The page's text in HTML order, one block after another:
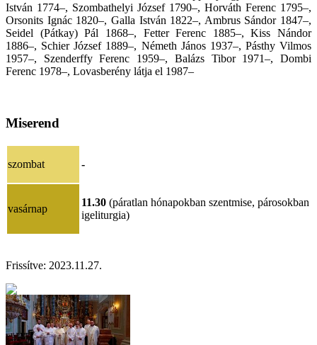
István 1774–, Szombathelyi József 1790–, Horváth Ferenc 1795–,
Orsonits Ignác 1820–, Galla István 1822–, Ambrus Sándor 1847–,
Seidel (Pátkay) Pál 1868–, Fetter Ferenc 1885–, Kiss Nándor
1886–, Schier József 1889–, Németh János 1937–, Pásthy Vilmos
1957–, Szenderffy Ferenc 1959–, Balázs Tibor 1971–, Dombi
Ferenc 1978–, Lovasberény látja el 1987–
Miserend
szombat -
vasárnap
11.30 (páratlan hónapokban szentmise, párosokban
igeliturgia)
Frissítve: 2023.11.27.